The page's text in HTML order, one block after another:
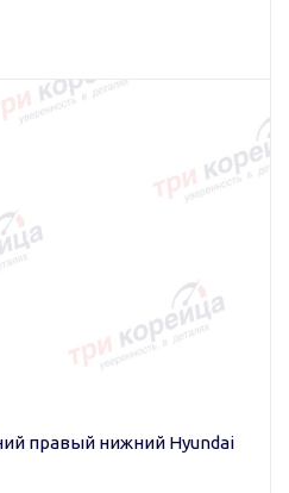
правый нижний Hyundai